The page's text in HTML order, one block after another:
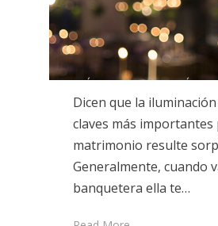
Dicen que la
claves más importantes
matrimonio resulte
Generalmente, cuando
banquetera ella te…